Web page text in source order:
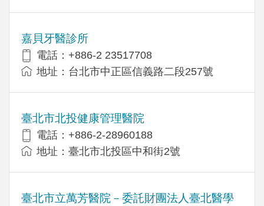
嘉貝牙醫診所
電話：+886-2 23517708
地址：台北市中正區信義路二段257號
臺北市北投健康管理醫院
電話：+886-2-28960188
地址：臺北市北投區中和街2號
臺北市立萬芳醫院－委託財團法人臺北醫學